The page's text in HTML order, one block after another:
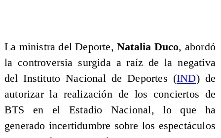
La ministra del Deporte,Natalia Duco, abordó
la controversia surgida a raíz de la negativa
del Instituto Nacional de Deportes (IND) de
autorizar la realización de los conciertos de
BTS en el Estadio Nacional, lo que ha
generado incertidumbre sobre los espectáculos